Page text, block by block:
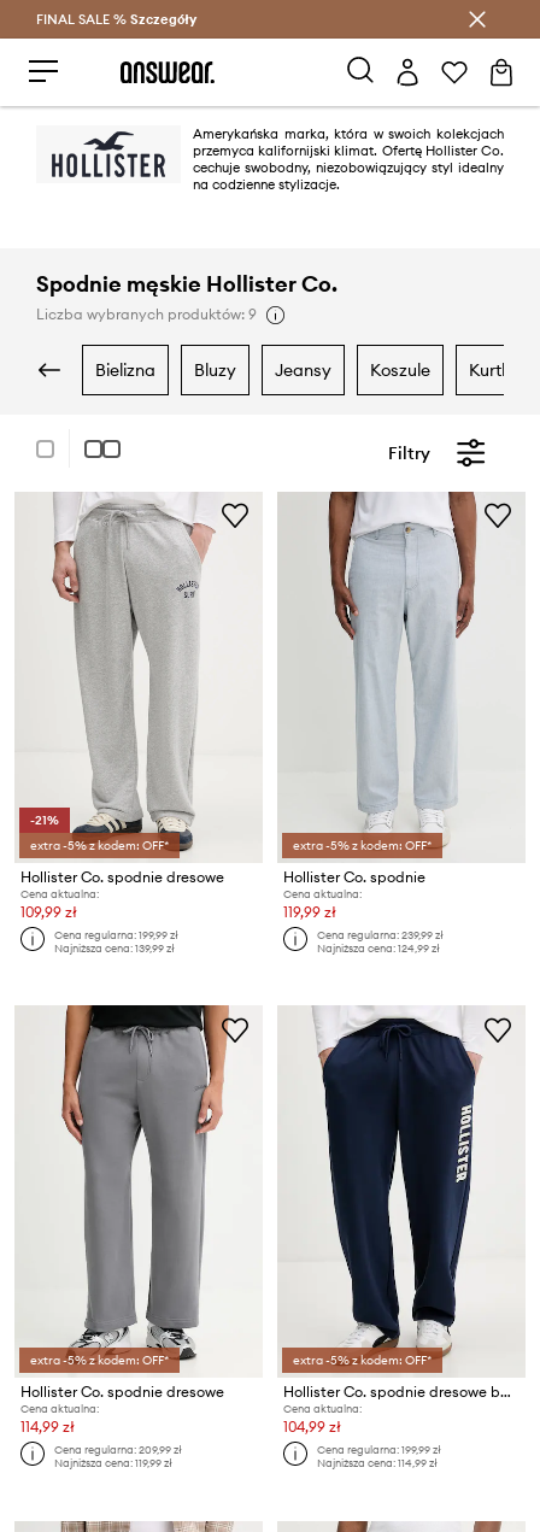
Oszczędzaj z Answear Club >
FINAL SALE % Szczegóły
Amerykańska marka, która w swoich kolekcjach
przemyca kalifornijski klimat. Ofertę Hollister Co.
cechuje swobodny, niezobowiązujący styl idealny
na codzienne stylizacje.
Spodnie męskie Hollister Co.
Liczba wybranych produktów: 9
bielizna bluzy jeansy koszule kurtki
Filtry
-21%
extra -5% z kodem: OFF*
Hollister Co. spodnie dresowe
Cena aktualna:
109,99 zł
Cena regularna:199,99 zł
Najniższa cena:139,99 zł
extra -5% z kodem: OFF*
Hollister Co. spodnie
Cena aktualna:
119,99 zł
Cena regularna:239,99 zł
Najniższa cena:124,99 zł
extra -5% z kodem: OFF*
Hollister Co. spodnie dresowe
Cena aktualna:
114,99 zł
Cena regularna:209,99 zł
Najniższa cena:119,99 zł
extra -5% z kodem: OFF*
Hollister Co. spodnie dresowe bawełniane
Cena aktualna:
104,99 zł
Cena regularna:199,99 zł
Najniższa cena:114,99 zł